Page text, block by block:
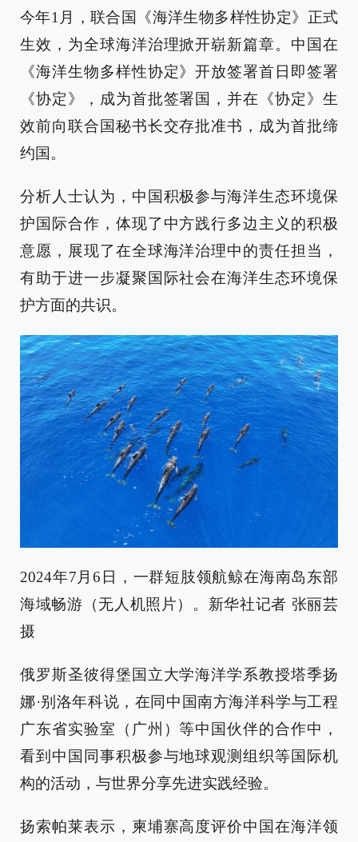
今年1月，联合国《海洋生物多样性协定》正式
生效，为全球海洋治理掀开崭新篇章。中国在
《海洋生物多样性协定》开放签署首日即签署
《协定》，成为首批签署国，并在《协定》生
效前向联合国秘书长交存批准书，成为首批缔
约国。
分析人士认为，中国积极参与海洋生态环境保
护国际合作，体现了中方践行多边主义的积极
意愿，展现了在全球海洋治理中的责任担当，
有助于进一步凝聚国际社会在海洋生态环境保
护方面的共识。
2024年7月6日，一群短肢领航鲸在海南岛东部
海域畅游（无人机照片）。新华社记者 张丽芸
摄
俄罗斯圣彼得堡国立大学海洋学系教授塔季扬
娜·别洛年科说，在同中国南方海洋科学与工程
广东省实验室（广州）等中国伙伴的合作中，
看到中国同事积极参与地球观测组织等国际机
构的活动，与世界分享先进实践经验。
扬索帕莱表示，柬埔寨高度评价中国在海洋领